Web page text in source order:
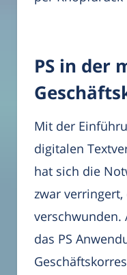
PS in der
Mit der
digitalen
hat sich die
zwar
verschwunden.
das PS